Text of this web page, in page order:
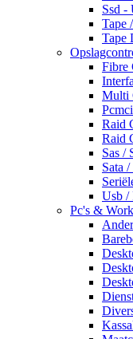
Ssd -
Tape
Tape
Fibre
Multi
Raid
Raid
Sas /
Sata
Usb /
Pc's &